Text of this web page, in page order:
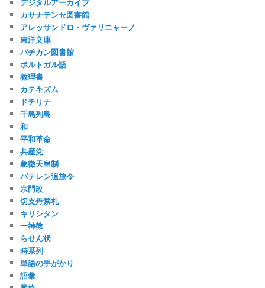
カサナテンセ図書館
アレッサンドロ・ヴァリニャーノ
東洋文庫
バチカン図書館
ポルトガル語
教理書
カテキズム
ドチリナ
千島列島
和
平和革命
共産党
象徴天皇制
バテレン追放令
宗門改
切支丹禁札
キリシタン
一神教
らせん状
時系列
単語の手がかり
語彙